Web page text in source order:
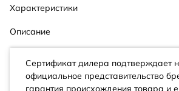
Характеристики
Описание
Сертификат дилера подтверждает
официальное представительство
гарантия происхождения товара и